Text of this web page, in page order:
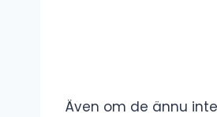
Även om de ännu